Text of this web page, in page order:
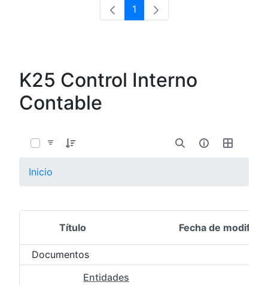
Página
1
K25 Control Interno
Contable
Inicio
Selección del elemento
Título Fecha de
Documentos
Entidades